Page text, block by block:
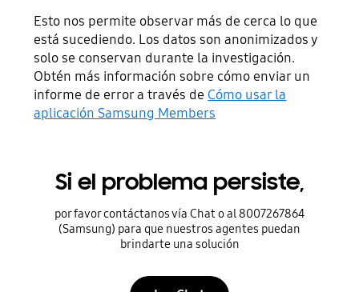
Esto nos permite observar más de cerca lo que
está sucediendo. Los datos son anonimizados y
solo se conservan durante la investigación.
Obtén más información sobre cómo enviar un
informe de error a través de Cómo usar la
aplicación Samsung Members
Si el problema persiste,
por favor contáctanos vía Chat o al 8007267864
(Samsung) para que nuestros agentes puedan
brindarte una solución